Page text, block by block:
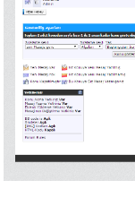
ücretli
temalar,
temaları,
php
temaları,
theme
download
sitesi.